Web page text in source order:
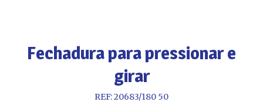
Fechadura para pressionar e
girar
REF: 20683/180 50